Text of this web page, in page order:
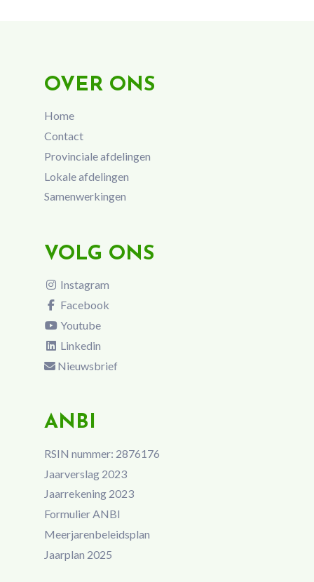
OVER ONS
Home
Contact
Provinciale afdelingen
Lokale afdelingen
Samenwerkingen
VOLG ONS
Instagram
Facebook
Youtube
Linkedin
Nieuwsbrief
ANBI
RSIN nummer: 2876176
Jaarverslag 2023
Jaarrekening 2023
Formulier ANBI
Meerjarenbeleidsplan
Jaarplan 2025